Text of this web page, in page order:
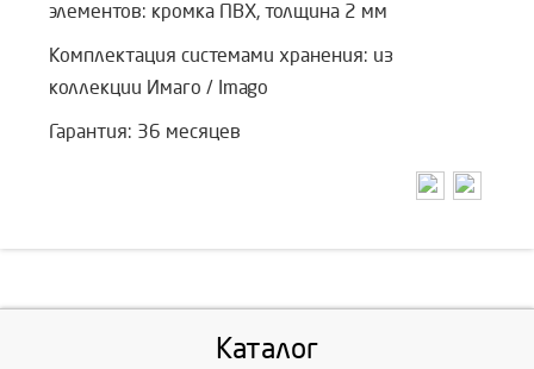
элементов: кромка ПВХ, толщина 2 мм
Комплектация системами хранения: из
коллекции Имаго / Imago
Гарантия: 36 месяцев
Каталог